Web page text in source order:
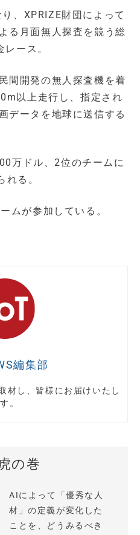
、XPRIZE財団によって
る月面無人探査を競う総
ース。
間開発の無人探査機を着
以上走行し、指定され
データを地球に送信する
万ドル、2位のチームに
る。
ムが参加している。
編集部
材し、皆様にお届けいたし
。
の巻
AIによって「優秀な人
材」の定義が変化した
ことを、どうみるべき